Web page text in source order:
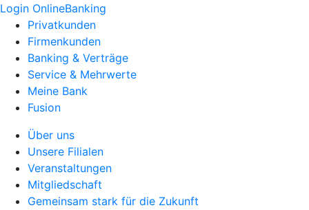
Login OnlineBanking
Privatkunden
Firmenkunden
Banking & Verträge
Service & Mehrwerte
Meine Bank
Fusion
Über uns
Unsere Filialen
Veranstaltungen
Mitgliedschaft
Gemeinsam stark für die Zukunft